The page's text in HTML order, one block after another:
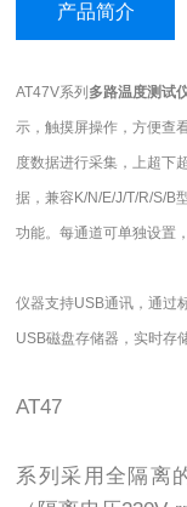
产品简介
AT47V系列 多路温度测试
示，触摸屏操作，方便查
度数据进行采集，上超下
据，兼容 K/N/E/J/T/R/S/B
功能。每通道可单独设置
仪器支持USB通讯，通过
USB磁盘存储器，实时存
AT47
系列采用全隔离